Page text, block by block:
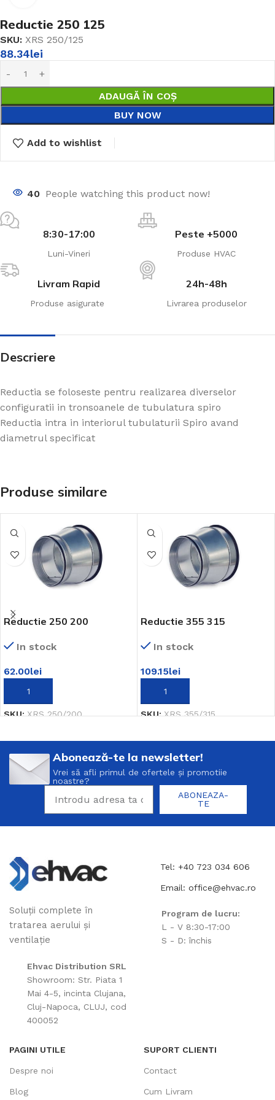
Reductie 250 125
SKU: XRS 250/125
88.34lei
ADAUGĂ ÎN COȘ
BUY NOW
Add to wishlist
40 People watching this product now!
8:30-17:00
Luni-Vineri
Peste +5000
Produse HVAC
Livram Rapid
Produse asigurate
24h-48h
Livrarea produselor
Descriere
Reductia se foloseste pentru realizarea diverselor
configuratii in tronsoanele de tubulatura spiro
Reductia intra in interiorul tubulaturii Spiro avand
diametrul specificat
Produse similare
Reductie 250 200
In stock
62.00lei
ADAUGĂ ÎN COȘ
SKU:XRS 250/200
Reductie 355 315
In stock
109.15lei
ADAUGĂ ÎN COȘ
SKU:XRS 355/315
Abonează-te la newsletter!
Vrei să afli primul de ofertele și promotiie
noastre?
ABONEAZA-
TE
Soluții complete în
tratarea aerului și
ventilație
Ehvac Distribution SRL
Showroom: Str. Piata 1
Mai 4-5, incinta Clujana,
Cluj-Napoca, CLUJ, cod
400052
Tel: +40 723 034 606
Email: office@ehvac.ro
Program de lucru:
L - V 8:30-17:00
S - D: închis
PAGINI UTILE
Despre noi
Blog
SUPORT CLIENTI
Contact
Cum Livram